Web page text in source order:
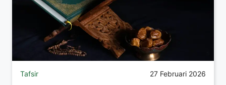
Tafsir 27 Februari 2026